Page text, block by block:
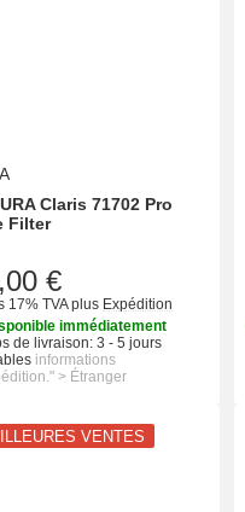
Claris 71702 Pro
Filter
€
17% TVAplus Expédition
immédiatement
de livraison: 3 - 5 jours
informations
> Étranger
VENTES